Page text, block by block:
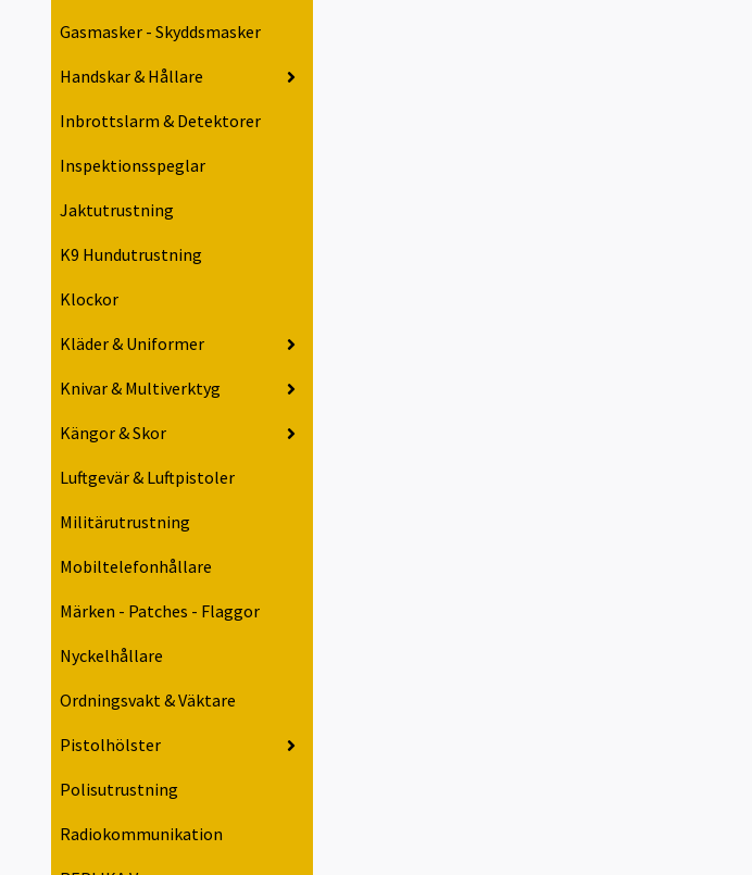
Gasmasker - Skyddsmasker
Handskar & Hållare
Inbrottslarm & Detektorer
Inspektionsspeglar
Jaktutrustning
K9 Hundutrustning
Klockor
Kläder & Uniformer
Knivar & Multiverktyg
Kängor & Skor
Luftgevär & Luftpistoler
Militärutrustning
Mobiltelefonhållare
Märken - Patches - Flaggor
Nyckelhållare
Ordningsvakt & Väktare
Pistolhölster
Polisutrustning
Radiokommunikation